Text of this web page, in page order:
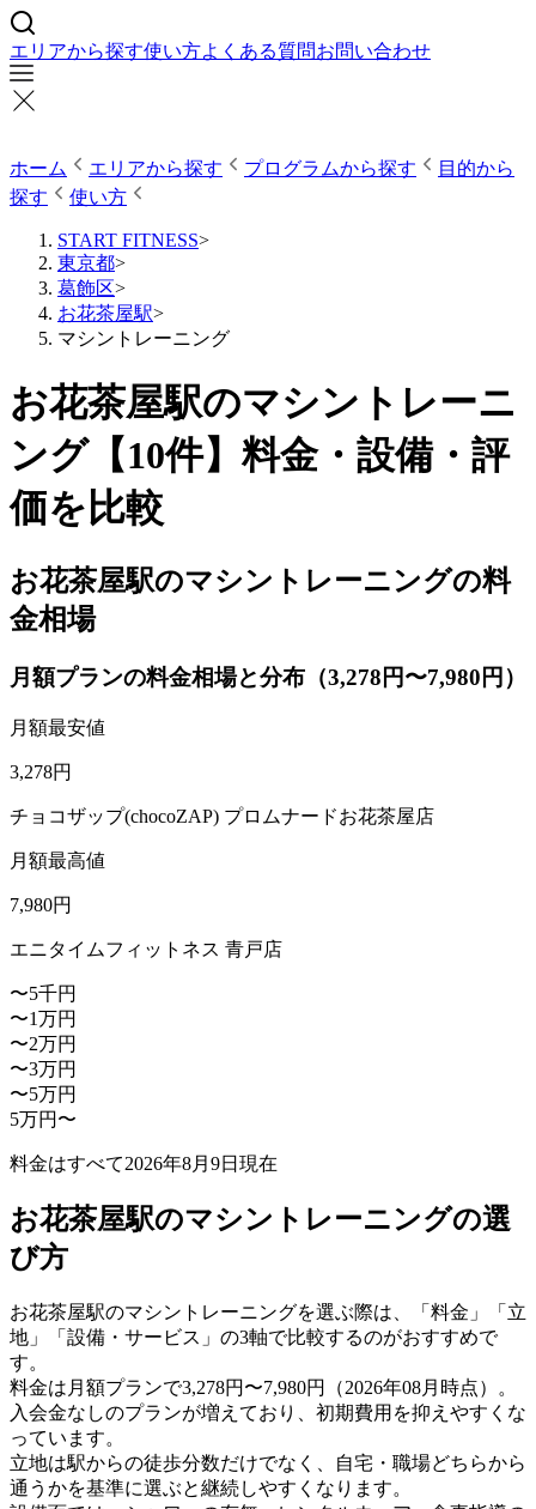
エリアから探す使い方よくある質問お問い合わせ
ホーム エリアから探す プログラムから探す
目的から
探す
使い方
START FITNESS>
東京都>
葛飾区>
お花茶屋駅>
マシントレーニング
お花茶屋駅のマシントレーニ
ング【10件】料金・設備・評
価を比較
お花茶屋駅のマシントレーニングの料
金相場
月額プランの料金相場と分布（3,278円〜7,980円）
月額最安値
3,278円
チョコザップ(chocoZAP) プロムナードお花茶屋店
月額最高値
7,980円
エニタイムフィットネス 青戸店
〜5千円
〜1万円
〜2万円
〜3万円
〜5万円
5万円〜
料金はすべて2026年8月9日 現在
お花茶屋駅のマシントレーニングの選
び方
お花茶屋駅のマシントレーニングを選ぶ際は、「料金」「立
地」「設備・サービス」の3軸で比較するのがおすすめで
す。
料金は月額プランで3,278円〜7,980円（2026年08月時点）。
入会金なしのプランが増えており、初期費用を抑えやすくな
っています。
立地は駅からの徒歩分数だけでなく、自宅・職場どちらから
通うかを基準に選ぶと継続しやすくなります。